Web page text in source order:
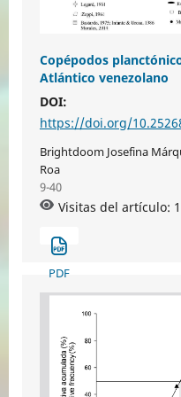
Copépodos
Atlántico venezolano
DOI:
https://doi.org/
Brightdoom Josefina
Roa
9-40
Visitas del artículo:
PDF